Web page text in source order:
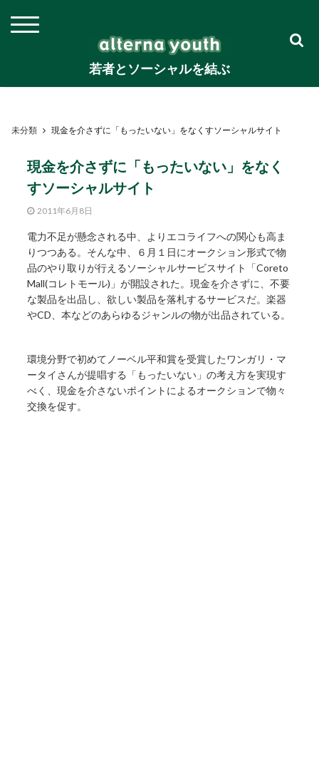
若者とソーシャルを結ぶ
未分類 現金を介さずに「もったいない」をなくすソーシャルサイト
現金を介さずに「もったいない」をなく
すソーシャルサイト
2011年6月8日
電力不足が懸念される中、よりエコライフへの関心も高ま
りつつある。そんな中、６月１日にオークション形式で物
品のやり取りが行えるソーシャルサービスサイト「Coreto
Mall(コレトモール)」が開設された。現金を介さずに、不要
な製品を出品し、欲しい製品を落札するサービスだ。楽器
やCD、本などのあらゆるジャンルの物が出品されている。
環境分野で初めてノーベル平和賞を受賞したワンガリ・マ
ータイさんが提唱する「もったいない」の考え方を実現す
べく、現金を介さないポイントによるオークションで物々
交換を促す。